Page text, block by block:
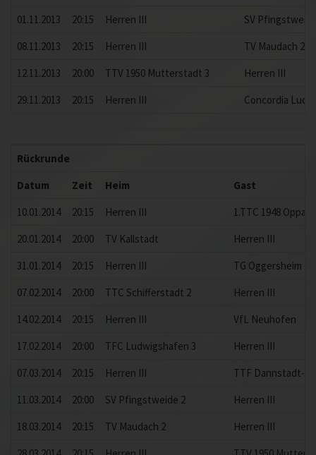
01.11.2013
20:15 Herren III
SV
08.11.2013
20:15 Herren III
TV Maudach 2
12.11.2013
20:00 TTV 1950 Mutterstadt 3
Herren III
29.11.2013
20:15 Herren III Concordia
Rückrunde
Datum
Zeit Heim
Gast
10.01.2014
20:15 Herren III
1.TTC 1948 Oppau
20.01.2014
20:00 TV Kallstadt
Herren III
31.01.2014
20:15 Herren III
TG Oggersheim 4
07.02.2014
20:00 TTC Schifferstadt 2
Herren III
14.02.2014
20:15 Herren III
VfL Neuhofen
17.02.2014
20:00 TFC Ludwigshafen 3
Herren III
07.03.2014
20:15 Herren III
TTF Dannstadt-
11.03.2014
20:00 SV Pfingstweide 2
Herren III
18.03.2014
20:15 TV Maudach 2
Herren III